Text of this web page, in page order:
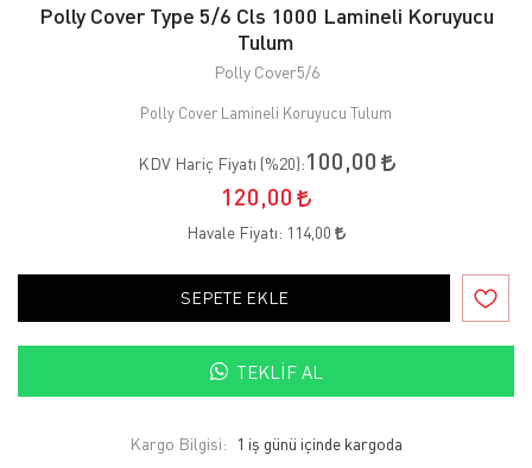
Polly Cover Type 5/6 Cls 1000 Lamineli Koruyucu
Tulum
Polly Cover5/6
Polly Cover Lamineli Koruyucu Tulum
KDV Hariç Fiyatı (%20):100,00
120,00
Havale Fiyatı: 114,00
SEPETE EKLE
TEKLIF AL
Kargo Bilgisi:
1 iş günü içinde kargoda